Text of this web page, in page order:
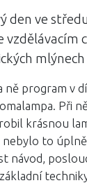
den ve
vzdělávacím
mlýnech
ně program v
Při
krásnou
nebylo to
návod,